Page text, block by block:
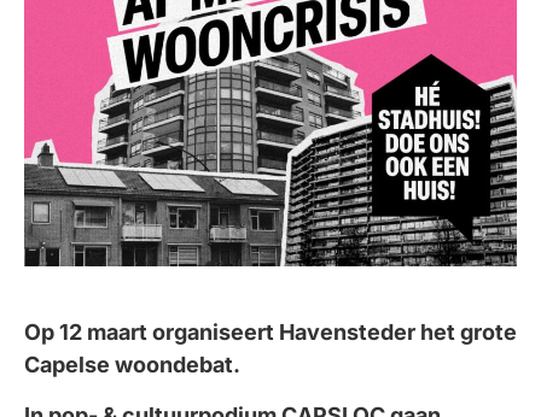
Op 12 maart organiseert Havensteder het grote
Capelse woondebat.